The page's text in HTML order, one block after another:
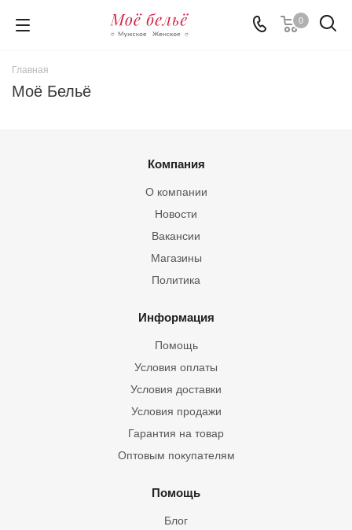
0
Главная
Моё Бельё
Компания
О компании
Новости
Вакансии
Магазины
Политика
Информация
Помощь
Условия оплаты
Условия доставки
Условия продажи
Гарантия на товар
Оптовым покупателям
Помощь
Блог